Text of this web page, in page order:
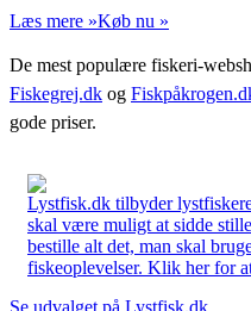
Læs mere »Køb nu »
De mest populære fiskeri-
Fiskegrej.dk og
gode priser.
Lystfisk.dk tilbyder
skal være muligt at sidde
bestille alt det, man skal
fiskeoplevelser. Klik her for
Se udvalget på Lystfisk.dk